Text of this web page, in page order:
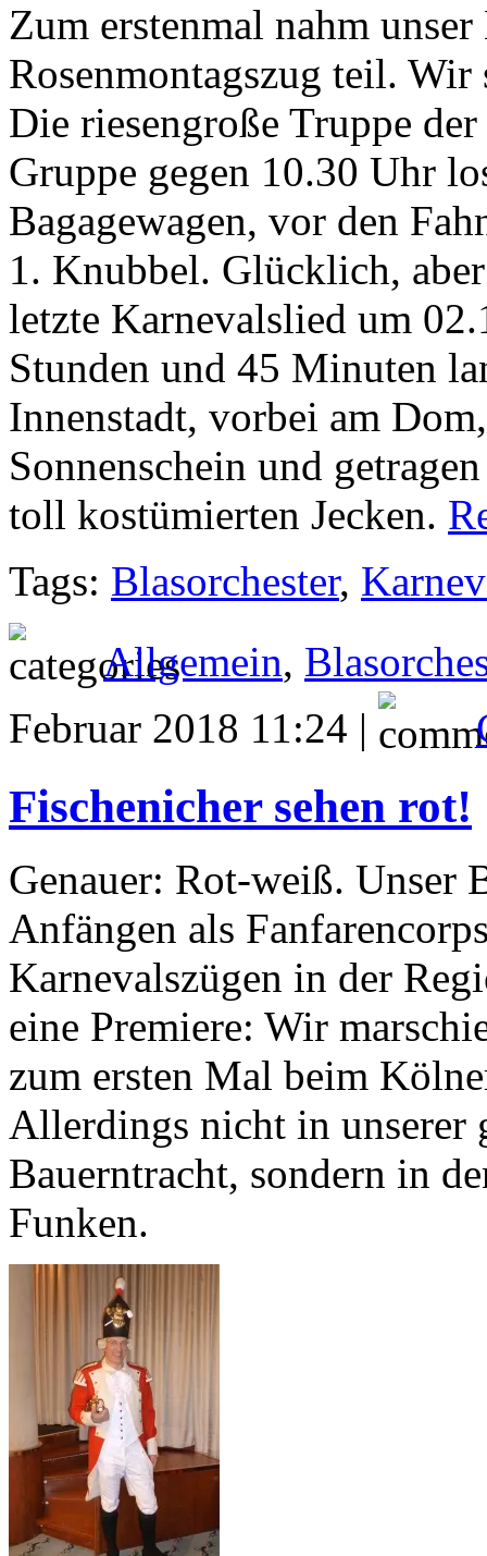
Zum erstenmal nahm
Rosenmontagszug teil.
Die riesengroße Truppe
Gruppe gegen 10.30 Uhr
Bagagewagen, vor den
1. Knubbel. Glücklich,
letzte Karnevalslied um
Stunden und 45 Minuten
Innenstadt, vorbei am
Sonnenschein und
toll kostümierten Jecken.
Tags: Blasorchester,
Allgemein,
Februar 2018 11:24 |
Fischenicher sehen rot!
Genauer: Rot-weiß. Unser
Anfängen als
Karnevalszügen in der
eine Premiere: Wir
zum ersten Mal beim
Allerdings nicht in unserer
Bauerntracht, sondern in
Funken.